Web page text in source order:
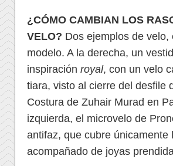
¿CÓMO CAMBIAN LOS
VELO? Dos ejemplos de velo,
modelo. A la derecha, un
inspiración royal, con un velo
tiara, visto al cierre del desfile
Costura de Zuhair Murad en
izquierda, el microvelo de
antifaz, que cubre únicamente
acompañado de joyas